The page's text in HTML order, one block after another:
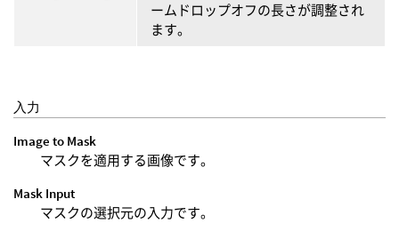
ームドロップオフの長さが調整され
ます。
入力
Image to Mask
マスクを適用する画像です。
Mask Input
マスクの選択元の入力です。